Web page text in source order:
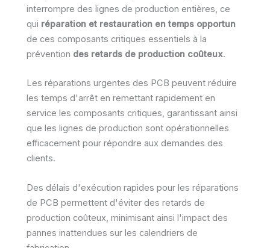
interrompre des lignes de production entières, ce
qui réparation et restauration en temps opportun
de ces composants critiques essentiels à la
prévention des retards de production coûteux.
Les réparations urgentes des PCB peuvent réduire
les temps d'arrêt en remettant rapidement en
service les composants critiques, garantissant ainsi
que les lignes de production sont opérationnelles
efficacement pour répondre aux demandes des
clients.
Des délais d'exécution rapides pour les réparations
de PCB permettent d'éviter des retards de
production coûteux, minimisant ainsi l'impact des
pannes inattendues sur les calendriers de